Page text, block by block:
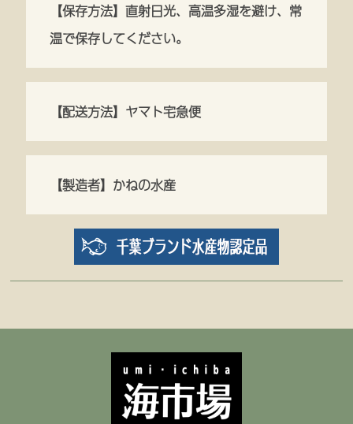
【保存方法】直射日光、高温多湿を避け、常
温で保存してください。
【配送方法】ヤマト宅急便
【製造者】かねの水産